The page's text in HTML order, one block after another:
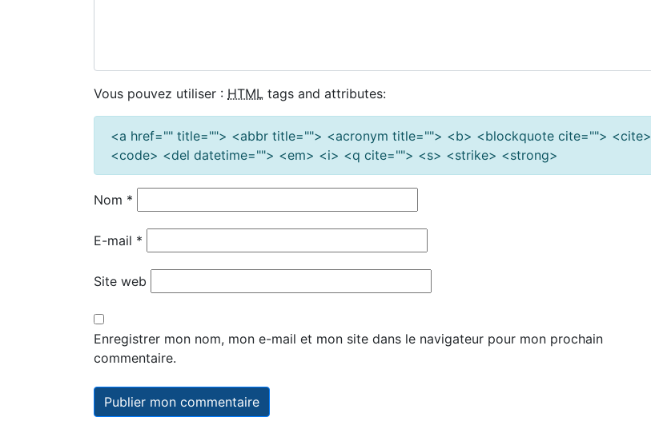
Vous pouvez utiliser : HTML tags and attributes:
<a href="" title=""> <abbr title=""> <acronym title=""> <b> <blockquote cite=""> <cite>
<code> <del datetime=""> <em> <i> <q cite=""> <s> <strike> <strong>
Nom *
E-mail *
Site web
Enregistrer mon nom, mon e-mail et mon site dans le navigateur pour mon prochain
commentaire.